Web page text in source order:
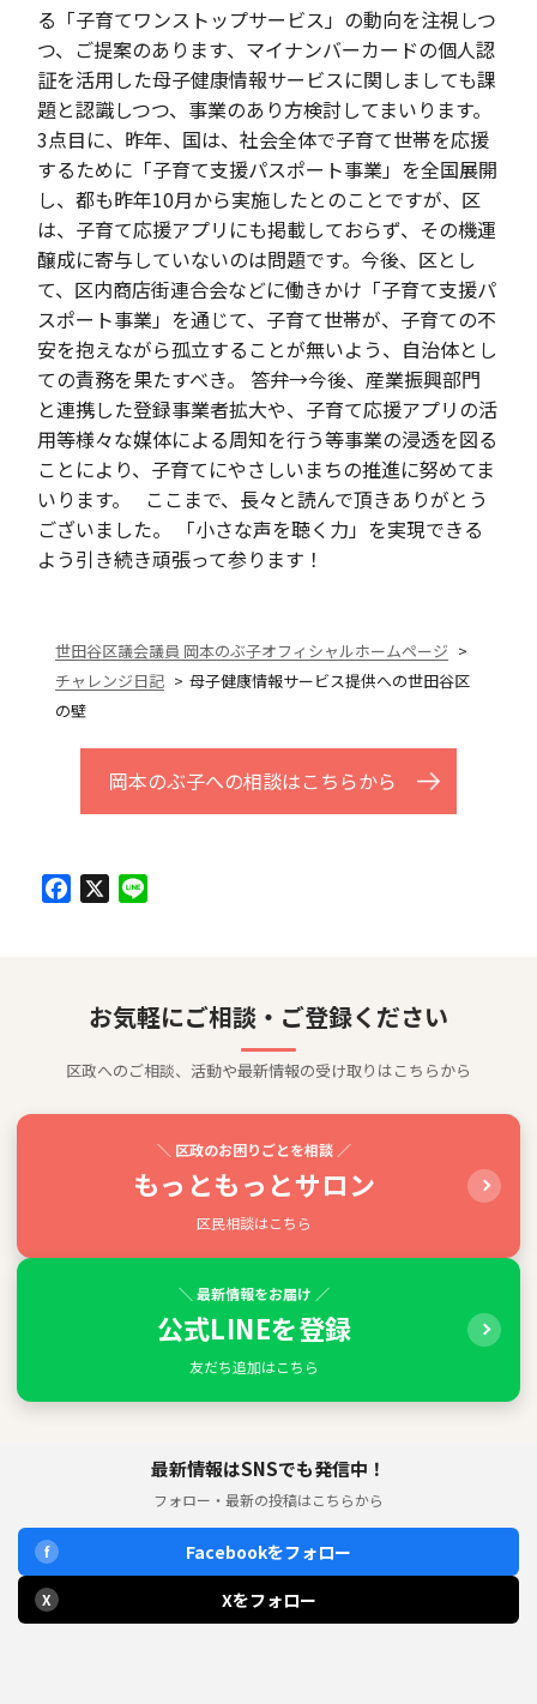
る「子育てワンストップサービス」の動向を注視しつ
つ、ご提案のあります、マイナンバーカードの個人認
証を活用した母子健康情報サービスに関しましても課
題と認識しつつ、事業のあり方検討してまいります。
3点目に、昨年、国は、社会全体で子育て世帯を応援
するために「子育て支援パスポート事業」を全国展開
し、都も昨年10月から実施したとのことですが、区
は、子育て応援アプリにも掲載しておらず、その機運
醸成に寄与していないのは問題です。今後、区とし
て、区内商店街連合会などに働きかけ「子育て支援パ
スポート事業」を通じて、子育て世帯が、子育ての不
安を抱えながら孤立することが無いよう、自治体とし
ての責務を果たすべき。 答弁→今後、産業振興部門
と連携した登録事業者拡大や、子育て応援アプリの活
用等様々な媒体による周知を行う等事業の浸透を図る
ことにより、子育てにやさしいまちの推進に努めてま
いります。 ここまで、長々と読んで頂きありがとう
ございました。 「小さな声を聴く力」を実現できる
よう引き続き頑張って参ります！
世田谷区議会議員 岡本のぶ子オフィシャルホームページ
チャレンジ日記
母子健康情報サービス提供への世田谷区
の壁
岡本のぶ子への相談はこちらから
Facebook
お気軽にご相談・ご登録ください
区政へのご相談、活動や最新情報の受け取りはこちらから
＼ 区政のお困りごとを相談 ／
もっともっとサロン
区民相談はこちら
＼ 最新情報をお届け ／
公式LINEを登録
友だち追加はこちら
最新情報はSNSでも発信中！
フォロー・最新の投稿はこちらから
f Facebookをフォロー
X Xをフォロー